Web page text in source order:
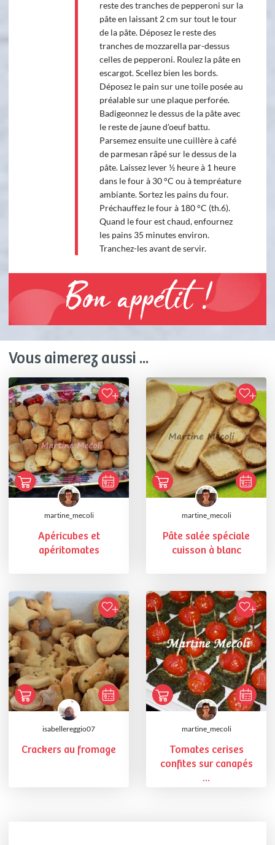
reste des tranches de pepperoni sur la
pâte en laissant 2 cm sur tout le tour
de la pâte. Déposez le reste des
tranches de mozzarella par-dessus
celles de pepperoni. Roulez la pâte en
escargot. Scellez bien les bords.
Déposez le pain sur une toile posée au
préalable sur une plaque perforée.
Badigeonnez le dessus de la pâte avec
le reste de jaune d'oeuf battu.
Parsemez ensuite une cuillère à café
de parmesan râpé sur le dessus de la
pâte. Laissez lever ½ heure à 1 heure
dans le four à 30 °C ou à tempréature
ambiante. Sortez les pains du four.
Préchauffez le four à 180 °C (th.6).
Quand le four est chaud, enfournez
les pains 35 minutes environ.
Tranchez-les avant de servir.
Bon appétit !
Vous aimerez aussi ...
martine_mecoli
Apéricubes et
apéritomates
martine_mecoli
Pâte salée spéciale
cuisson à blanc
isabellereggio07
Crackers au fromage
martine_mecoli
Tomates cerises
confites sur canapés
...